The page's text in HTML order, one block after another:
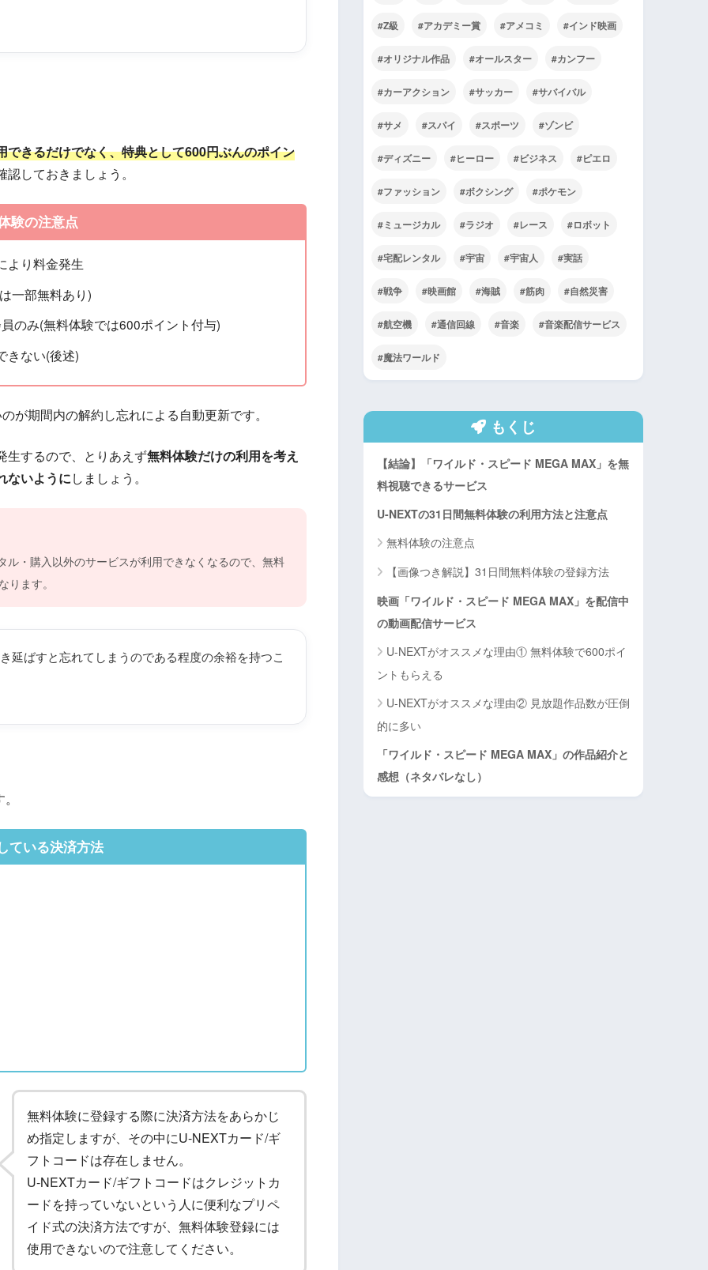
きるだけでなく、特典として600円ぶんのポイン
しておきましょう。
験の注意点
より料金発生
一部無料あり)
のみ(無料体験では600ポイント付与)
きない(後述)
が期間内の解約し忘れによる自動更新です。
生するので、とりあえず無料体験だけの利用を考え
ないようにしましょう。
・購入以外のサービスが利用できなくなるので、無料
ます。
延ばすと忘れてしまうのである程度の余裕を持つこ
ている決済方法
無料体験に登録する際に決済方法をあらかじ
め指定しますが、その中にU-NEXTカード/ギ
フトコードは存在しません。
U-NEXTカード/ギフトコードはクレジットカ
ードを持っていないという人に便利なプリペ
イド式の決済方法ですが、無料体験登録には
使用できないので注意してください。
Z級 アカデミー賞 アメコミ インド映画
オリジナル作品 オールスター カンフー
カーアクション サッカー サバイバル
サメ スパイ スポーツ ゾンビ
ディズニー ヒーロー ビジネス ピエロ
ファッション ボクシング ポケモン
ミュージカル ラジオ レース ロボット
宅配レンタル 宇宙 宇宙人 実話
戦争 映画館 海賊 筋肉 自然災害
航空機 通信回線 音楽 音楽配信サービス
魔法ワールド
もくじ
【結論】「ワイルド・スピード MEGA MAX」を無
料視聴できるサービス
U-NEXTの31日間無料体験の利用方法と注意点
無料体験の注意点
【画像つき解説】31日間無料体験の登録方法
映画「ワイルド・スピード MEGA MAX」を配信中
の動画配信サービス
U-NEXTがオススメな理由① 無料体験で600ポイ
ントもらえる
U-NEXTがオススメな理由② 見放題作品数が圧倒
的に多い
「ワイルド・スピード MEGA MAX」の作品紹介と
感想（ネタバレなし）